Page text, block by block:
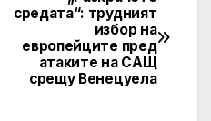
средата“: трудният
избор на
европейците пред
атаките на САЩ
срещу Венецуела